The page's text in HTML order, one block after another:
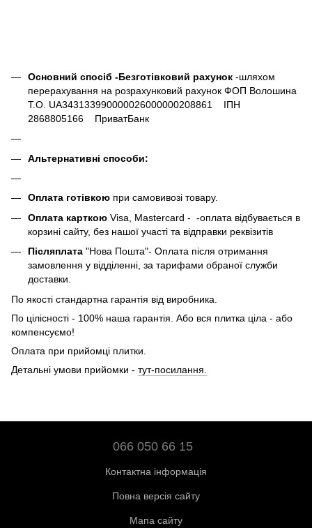
Основний спосіб -Безготівковий рахунок -шляхом
перерахування на розрахунковий рахунок ФОП Волошина
Т.О. UA343133990000026000000208861 ІПН
2868805166 ПриватБанк
Альтернативні способи:
Оплата готівкою при самовивозі товару.
Оплата карткою Visa, Mastercard - -оплата відбувається в
корзині сайту, без нашої участі та відправки реквізитів
Післяплата "Нова Пошта"- Оплата після отримання
замовлення у відділенні, за тарифами обраної служби
доставки.
По якості стандартна гарантія від виробника.
По цілісності - 100% наша гарантія. Або вся плитка ціла - або
компенсуємо!
Оплата при прийомці плитки.
Детальні умови прийомки - тут-посилання.
066 050 66 15
Контактна інформація
Повна версія сайту
Мапа сайту